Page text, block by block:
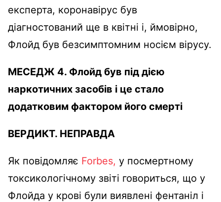
експерта, коронавірус був
діагностований ще в квітні і, ймовірно,
Флойд був безсимптомним носієм вірусу.
МЕСЕДЖ 4. Флойд був під дією
наркотичних засобів і це стало
додатковим фактором його смерті
ВЕРДИКТ. НЕПРАВДА
Як повідомляє Forbes, у посмертному
токсикологічному звіті говориться, що у
Флойда у крові були виявлені фентаніл і